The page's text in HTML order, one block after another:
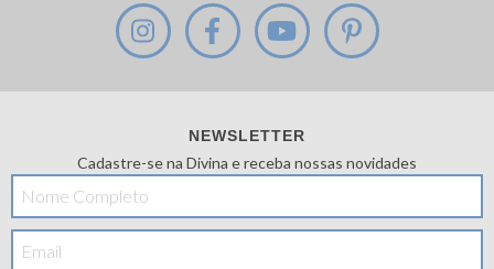
NEWSLETTER
Cadastre-se na Divina e receba nossas novidades